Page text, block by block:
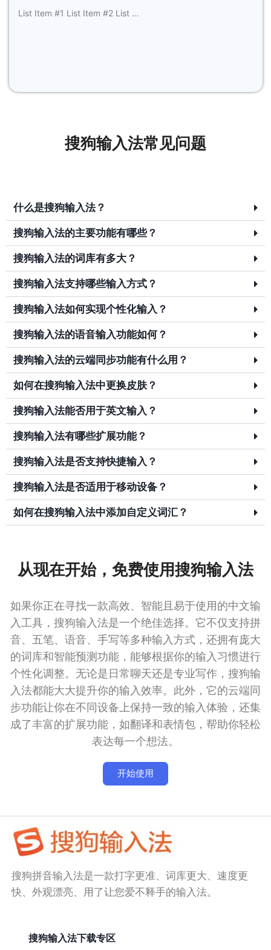
List Item #1 List Item #2 List …
搜狗输入法常见问题
什么是搜狗输入法？
搜狗输入法的主要功能有哪些？
搜狗输入法的词库有多大？
搜狗输入法支持哪些输入方式？
搜狗输入法如何实现个性化输入？
搜狗输入法的语音输入功能如何？
搜狗输入法的云端同步功能有什么用？
如何在搜狗输入法中更换皮肤？
搜狗输入法能否用于英文输入？
搜狗输入法有哪些扩展功能？
搜狗输入法是否支持快捷输入？
搜狗输入法是否适用于移动设备？
如何在搜狗输入法中添加自定义词汇？
从现在开始，免费使用搜狗输入法
如果你正在寻找一款高效、智能且易于使用的中文输
入工具，搜狗输入法是一个绝佳选择。它不仅支持拼
音、五笔、语音、手写等多种输入方式，还拥有庞大
的词库和智能预测功能，能够根据你的输入习惯进行
个性化调整。无论是日常聊天还是专业写作，搜狗输
入法都能大大提升你的输入效率。此外，它的云端同
步功能让你在不同设备上保持一致的输入体验，还集
成了丰富的扩展功能，如翻译和表情包，帮助你轻松
表达每一个想法。
开始使用
搜狗拼音输入法是一款打字更准、词库更大、速度更
快、外观漂亮、用了让您爱不释手的输入法。
搜狗输入法下载专区